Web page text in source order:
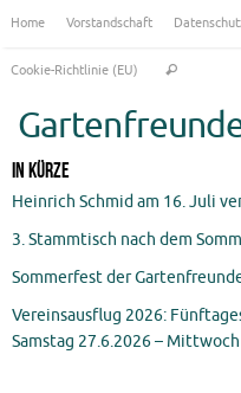
springen
Home Vorstandschaft
Cookie-Richtlinie (EU) Suchen
In Kürze
Heinrich Schmid am 16. Juli
3. Stammtisch nach dem
Sommerfest der
Vereinsausflug 2026:
Samstag 27.6.2026 –